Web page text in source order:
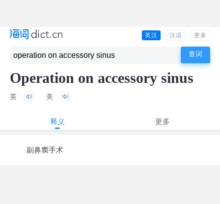
英汉 汉语 更多
Operation on accessory sinus
英 美
释义 更多
副鼻窦手术